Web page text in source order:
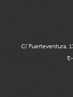
C/ Fuerteventura,